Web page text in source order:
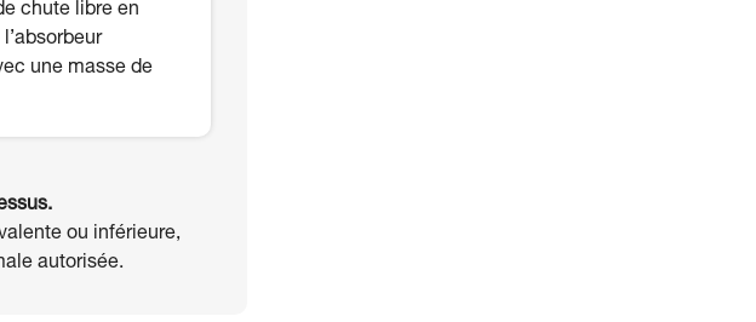
chute libre en
une masse de
ou inférieure,
autorisée.